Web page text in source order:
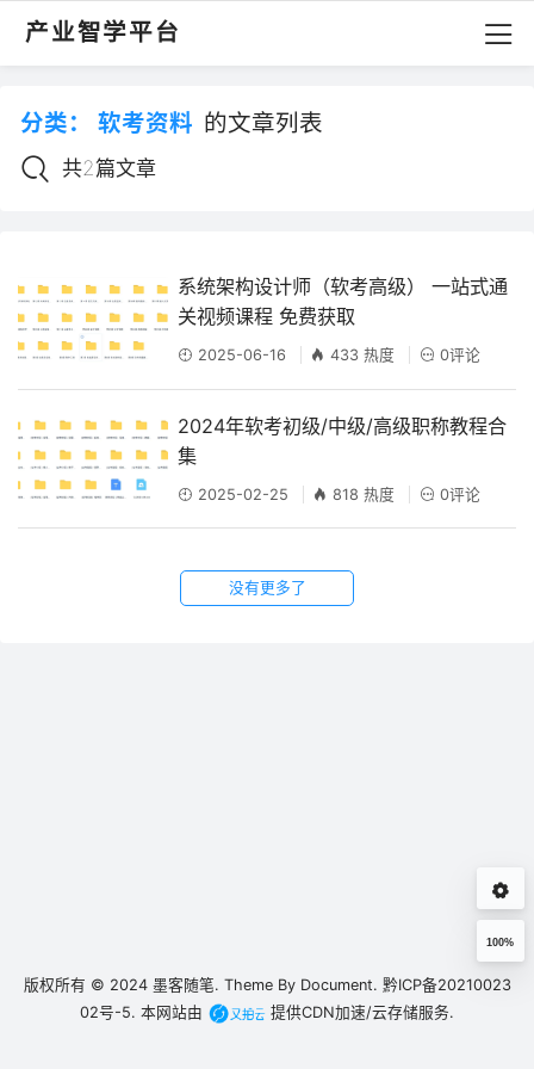
产业智学平台
分类： 软考资料 的文章列表
共2篇文章
系统架构设计师（软考高级） 一站式通
关视频课程 免费获取
2025-06-16 433 热度 0评论
2024年软考初级/中级/高级职称教程合
集
2025-02-25 818 热度 0评论
没有更多了
100%
版权所有 © 2024 墨客随笔. Theme By Document. 黔ICP备20210023
02号-5. 本网站由 提供CDN加速/云存储服务.